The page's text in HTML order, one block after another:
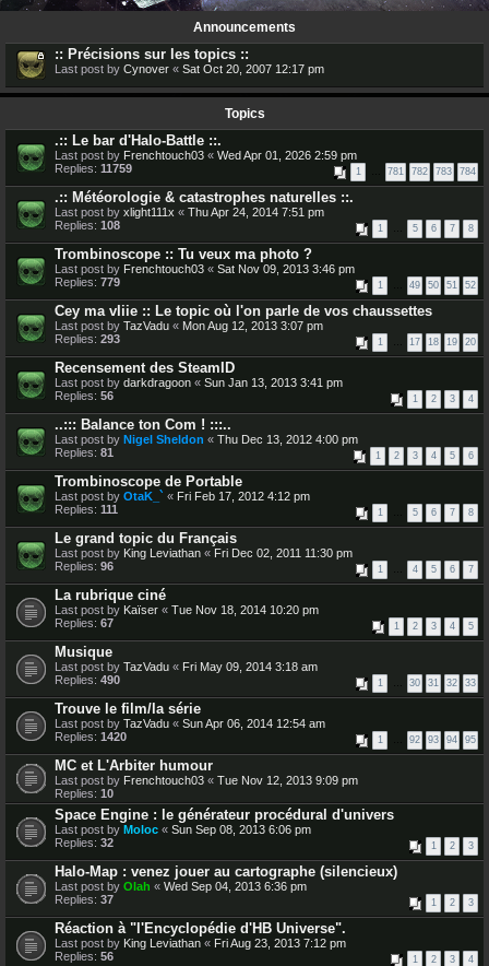
Announcements
:: Précisions sur les topics ::
Last post by Cynover « Sat Oct 20, 2007 12:17 pm
Topics
.:: Le bar d'Halo-Battle ::.
Last post by Frenchtouch03 « Wed Apr 01, 2026 2:59 pm
Replies: 11759 1 781 782 783 784
.:: Météorologie & catastrophes naturelles ::.
Last post by xlight111x « Thu Apr 24, 2014 7:51 pm
Replies: 108 1 … 5 6 7 8
Trombinoscope :: Tu veux ma photo ?
Last post by Frenchtouch03 « Sat Nov 09, 2013 3:46 pm
Replies: 779 1 49 50 51 52
Cey ma vIiie :: Le topic où l'on parle de vos chaussettes
Last post by TazVadu « Mon Aug 12, 2013 3:07 pm
Replies: 293 1 … 17 18 19 20
Recensement des SteamID
Last post by darkdragoon « Sun Jan 13, 2013 3:41 pm
Replies: 56 1 2 3 4
..::: Balance ton Com ! :::..
Last post by Nigel Sheldon « Thu Dec 13, 2012 4:00 pm
Replies: 81 1 2 3 4 5 6
Trombinoscope de Portable
Last post by OtaK_` « Fri Feb 17, 2012 4:12 pm
Replies: 111 1 5 6 7 8
Le grand topic du Français
Last post by King Leviathan « Fri Dec 02, 2011 11:30 pm
Replies: 96 1 … 4 5 6 7
La rubrique ciné
Last post by Kaïser « Tue Nov 18, 2014 10:20 pm
Replies: 67 1 2 3 4 5
Musique
Last post by TazVadu « Fri May 09, 2014 3:18 am
Replies: 490 1 … 30 31 32 33
Trouve le film/la série
Last post by TazVadu « Sun Apr 06, 2014 12:54 am
Replies: 1420 1 92 93 94 95
MC et L'Arbiter humour
Last post by Frenchtouch03 « Tue Nov 12, 2013 9:09 pm
Replies: 10
Space Engine : le générateur procédural d'univers
Last post by Moloc « Sun Sep 08, 2013 6:06 pm
Replies: 32 1 2 3
Halo-Map : venez jouer au cartographe (silencieux)
Last post by Olah « Wed Sep 04, 2013 6:36 pm
Replies: 37 1 2 3
Réaction à "l'Encyclopédie d'HB Universe".
Last post by King Leviathan « Fri Aug 23, 2013 7:12 pm
Replies: 56 1 2 3 4